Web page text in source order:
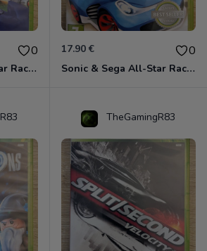
0
Sonic & Sega All-Star Racing avec Banjo-Kazooie Xbox 360
17.90 € 0
Sonic & Sega All-Star Racing - Transformed Xbox 360
TheGamingR83